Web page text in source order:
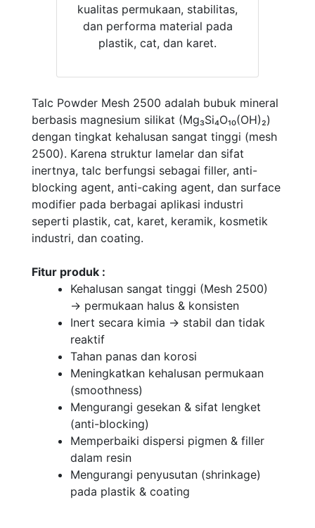
kualitas permukaan, stabilitas,
dan performa material pada
plastik, cat, dan karet.
Talc Powder Mesh 2500 adalah bubuk mineral
berbasis magnesium silikat (Mg₃Si₄O₁₀(OH)₂)
dengan tingkat kehalusan sangat tinggi (mesh
2500). Karena struktur lamelar dan sifat
inertnya, talc berfungsi sebagai filler, anti-
blocking agent, anti-caking agent, dan surface
modifier pada berbagai aplikasi industri
seperti plastik, cat, karet, keramik, kosmetik
industri, dan coating.
Fitur produk :
Kehalusan sangat tinggi (Mesh 2500)
→ permukaan halus & konsisten
Inert secara kimia → stabil dan tidak
reaktif
Tahan panas dan korosi
Meningkatkan kehalusan permukaan
(smoothness)
Mengurangi gesekan & sifat lengket
(anti-blocking)
Memperbaiki dispersi pigmen & filler
dalam resin
Mengurangi penyusutan (shrinkage)
pada plastik & coating